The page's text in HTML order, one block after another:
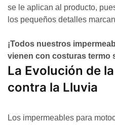
se le aplican al producto,
los pequeños detalles
¡Todos nuestros
vienen con costuras termo
La Evolución de
contra la Lluvia
Los impermeables para